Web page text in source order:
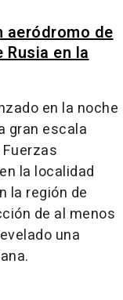
aeródromo de
Rusia en la
en la noche
gran escala
la localidad
la región de
de al menos
una